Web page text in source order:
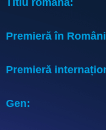
Premieră în
Premieră
Gen: